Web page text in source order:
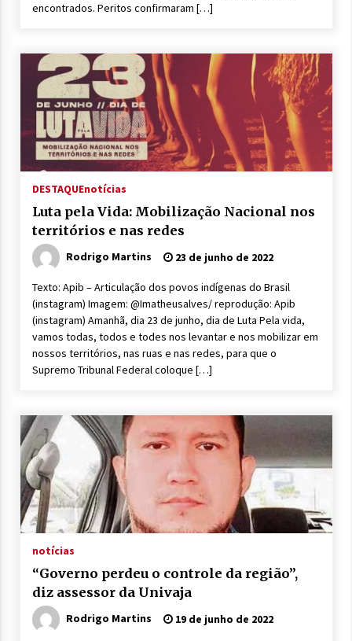
encontrados. Peritos confirmaram […]
DESTAQUEnotícias
Luta pela Vida: Mobilização Nacional nos
territórios e nas redes
Rodrigo Martins 23 de junho de 2022
Texto: Apib – Articulação dos povos indígenas do Brasil
(instagram) Imagem: @Imatheusalves/ reprodução: Apib
(instagram) Amanhã, dia 23 de junho, dia de Luta Pela vida,
vamos todas, todos e todes nos levantar e nos mobilizar em
nossos territórios, nas ruas e nas redes, para que o
Supremo Tribunal Federal coloque […]
notícias
“Governo perdeu o controle da região”,
diz assessor da Univaja
Rodrigo Martins 19 de junho de 2022